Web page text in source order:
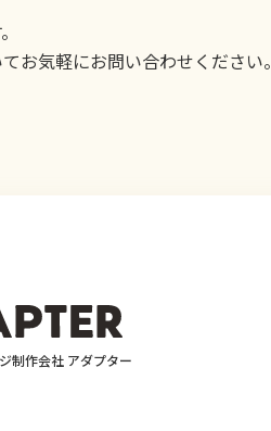
お気軽にお問い合わせください。
制作会社 アダプター